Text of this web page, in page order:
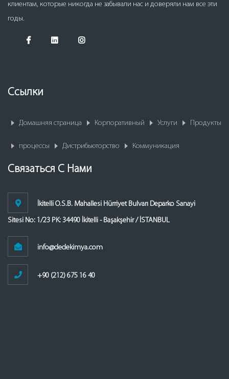
клиентам, которые никогда не забывали нас и доверяли нам все эти
годы.
Ссылки
Домашняя страница Корпоративный Услуги Продукты
процессы Дистрибьюторство Коммуникация
Связаться С Нами
İkitelli O.S.B. Mahallesi Hürriyet Bulvarı Deparko Sanayi
Sitesi No: 1/23 PK: 34490 İkitelli - Başakşehir / İSTANBUL
info@dedekimya.com
+90 (212) 675 16 40